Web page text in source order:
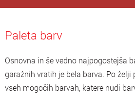
Paleta barv
Osnovna in še vedno najpogostejša
garažnih vratih je bela barva. Po
vseh mogočih barvah, katere nudi